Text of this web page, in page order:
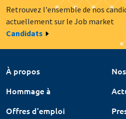
Retrouvez l'ensemble de nos
actuellement sur le Job market
Candidats
À propos
Hommage à
Offres d'emploi